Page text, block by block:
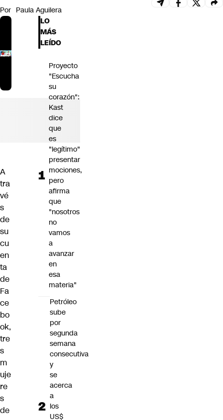
Por Paula Aguilera
A
tra
vé
s
de
su
cu
en
ta
de
Fa
ce
bo
ok,
tre
s
m
uje
re
s
de
LO
MÁS
LEÍDO
Proyecto
"Escucha
su
corazón":
Kast
dice
que
es
"legítimo"
presentar
mociones,
pero
afirma
que
"nosotros
no
vamos
a
avanzar
en
esa
materia"
Petróleo
sube
por
segunda
semana
consecutiva
y
se
acerca
a
los
US$